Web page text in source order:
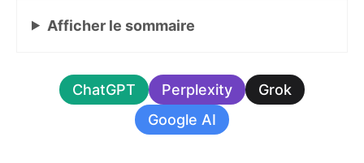
Afficher le sommaire
ChatGPT Perplexity
Grok
Google AI